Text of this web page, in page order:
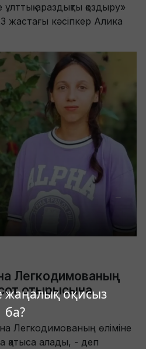
жаңалық оқисыз
ба?
араздықты қоздыру»
жастағы кәсіпкер Алика
Легкодимованың
отырысына
Легкодимованың өліміне
қатыса алады, - деп